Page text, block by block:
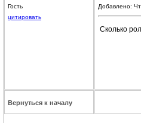
Гость
цитировать
Добавлено:
Сколько
Вернуться к началу